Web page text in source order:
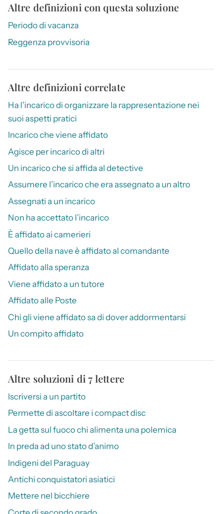
Altre definizioni con questa soluzione
Periodo di vacanza
Reggenza provvisoria
Altre definizioni correlate
Ha l’incarico di organizzare la rappresentazione nei
suoi aspetti pratici
Incarico che viene affidato
Agisce per incarico di altri
Un incarico che si affida al detective
Assumere l’incarico che era assegnato a un altro
Assegnati a un incarico
Non ha accettato l’incarico
È affidato ai camerieri
Quello della nave è affidato al comandante
Affidato alla speranza
Viene affidato a un tutore
Affidato alle Poste
Chi gli viene affidato sa di dover addormentarsi
Un compito affidato
Altre soluzioni di 7 lettere
Iscriversi a un partito
Permette di ascoltare i compact disc
La getta sul fuoco chi alimenta una polemica
In preda ad uno stato d’animo
Indigeni del Paraguay
Antichi conquistatori asiatici
Mettere nel bicchiere